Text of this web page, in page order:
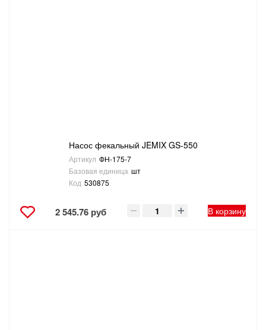
Насос фекальный JEMIX GS-550
Артикул ФН-175-7
Базовая единица шт
Код 530875
2 545.76 руб В корзину